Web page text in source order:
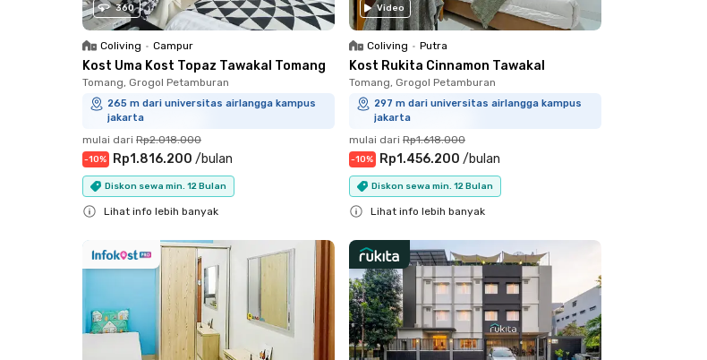
360
Coliving • Campur
Kost Uma Kost Topaz Tawakal Tomang
Tomang, Grogol Petamburan
265 m dari universitas airlangga kampus
jakarta
mulai dari Rp2.018.000
-10% Rp1.816.200 /bulan
Diskon sewa min. 12 Bulan
Lihat info lebih banyak
Video
Coliving • Putra
Kost Rukita Cinnamon Tawakal
Tomang, Grogol Petamburan
297 m dari universitas airlangga kampus
jakarta
mulai dari Rp1.618.000
-10% Rp1.456.200 /bulan
Diskon sewa min. 12 Bulan
Lihat info lebih banyak